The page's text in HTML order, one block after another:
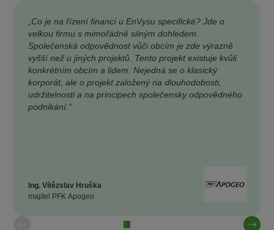
„Co je na řízení financí u EnVysu specifické? Jde o
velkou firmu s mimořádně silným dohledem.
Společenská odpovědnost vůči obcím je zde výrazně
vyšší než u jiných projektů. Tento projekt existuje kvůli
konkrétním obcím a lidem. Nejedná se o klasický
korporát, ale o projekt založený na dlouhodobosti,
udržitelnosti a na principech společensky odpovědného
podnikání.“
Ing. Vítězslav Hruška
majitel PFK Apogeo